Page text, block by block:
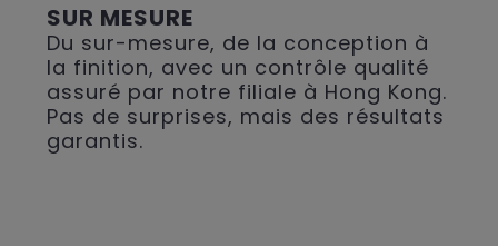
SUR MESURE
Du sur-mesure, de la conception à
la finition, avec un contrôle qualité
assuré par notre filiale à Hong Kong.
Pas de surprises, mais des résultats
garantis.